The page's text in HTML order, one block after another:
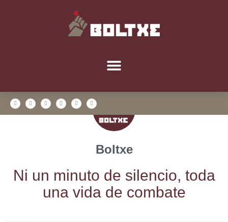
Boltxe
Ni un minu­to de silen­cio, toda
una vida de combate